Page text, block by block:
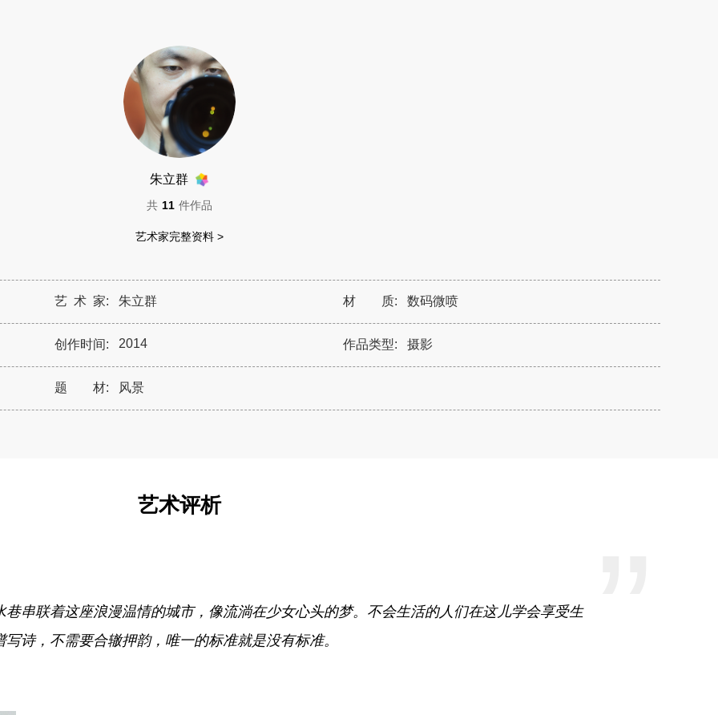
朱立群
共 11 件作品
艺术家完整资料 >
艺 术 家: 朱立群 材 质: 数码微喷
创作时间: 2014 作品类型: 摄影
题 材: 风景
艺术评析
串联着这座浪漫温情的城市，像流淌在少女心头的梦。不会生活的人们在这儿学会享受生
诗，不需要合辙押韵，唯一的标准就是没有标准。